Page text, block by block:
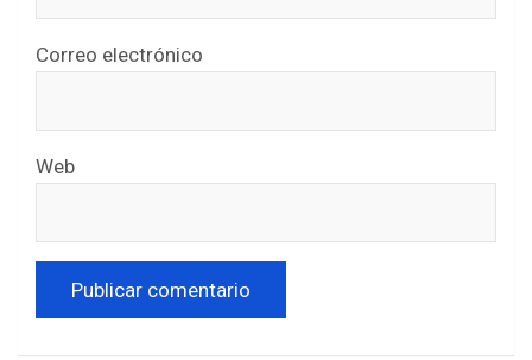
Correo electrónico
Web